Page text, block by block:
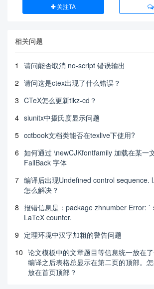
关注TA
相关问题
1
请问能否取消 no-script 错误输出
2 请问这是ctex出现了什么错误？
3 CTeX怎么更新tikz-cd？
4 siunitx中摄氏度显示问题
5 cctbook文档类能否在texlive下使用?
6 如何通过 \newCJKfontfamily 加载在某一
FallBack 字体
7 编译后出现Undefined control sequence.
怎么解决？
8 报错信息是：package zhnumber Error: `
LaTeX counter.
9 定理环境中汉字加粗的警告问题
10 论文模板中的文章题目等信息统一放在
编译之后表格总显示在第二页的顶部。
放在首页顶部？